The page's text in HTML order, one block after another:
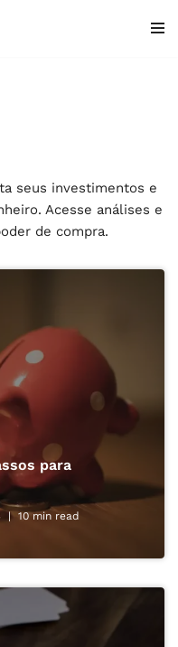
seus investimentos e
Acesse análises e
de compra.
para
10 min read